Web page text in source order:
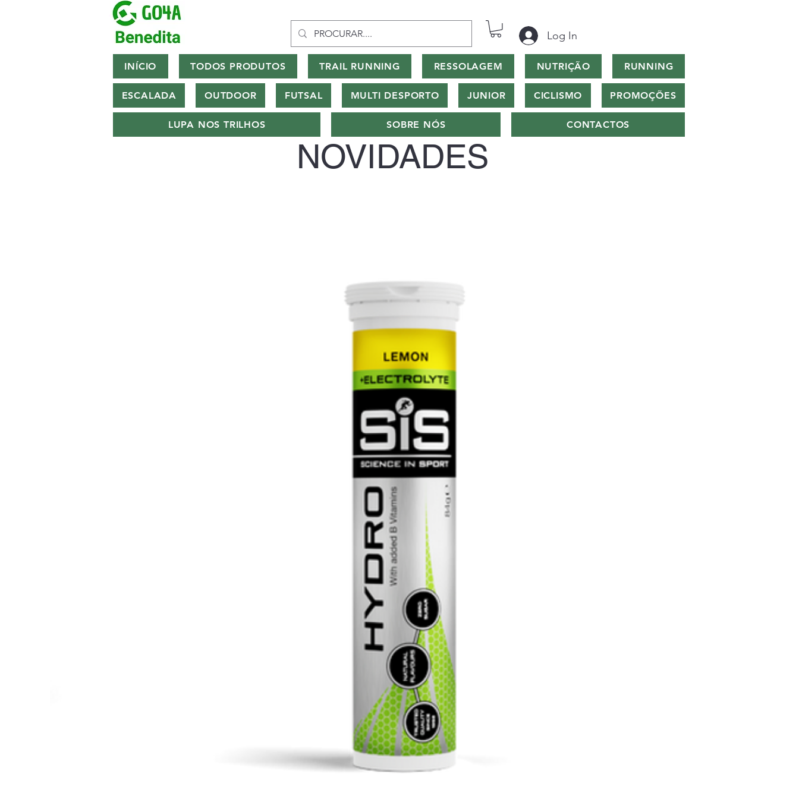
Log In
INÍCIO TODOS PRODUTOS TRAIL RUNNING RESSOLAGEM NUTRIÇÃO RUNNING
ESCALADA OUTDOOR FUTSAL MULTI DESPORTO JUNIOR CICLISMO PROMOÇÕES
LUPA NOS TRILHOS SOBRE NÓS CONTACTOS
NOVIDADES